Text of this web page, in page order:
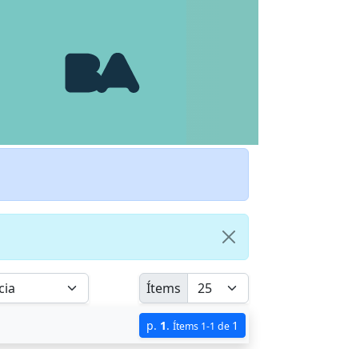
Ítems
p. 1. Ítems 1-1 de 1